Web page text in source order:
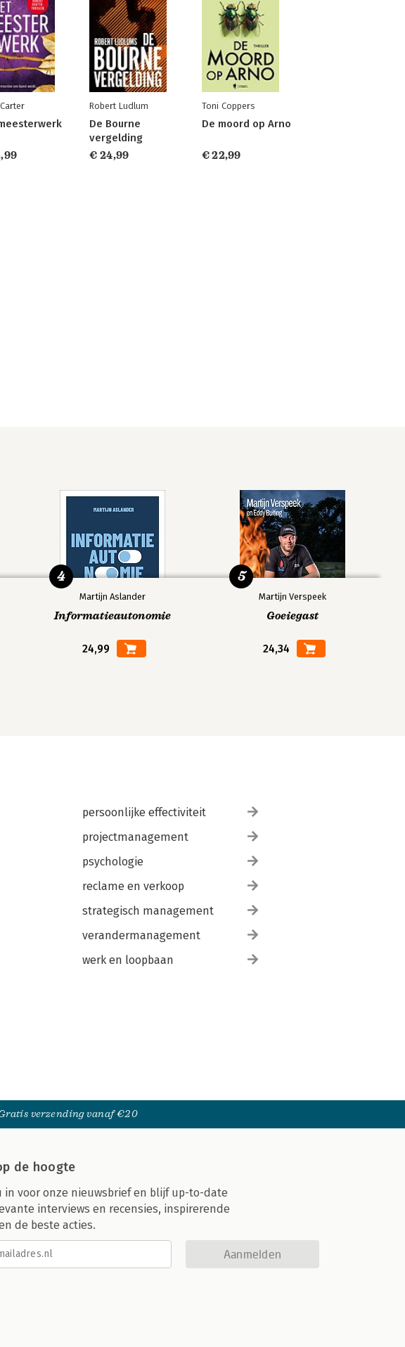
Robert Ludlum
De Bourne
vergelding
€ 24,99
Toni Coppers
De moord op Arno
€ 22,99
Martijn Aslander
Informatieautonomie
24,99
4
Martijn Verspeek
Goeiegast
24,34
5
persoonlijke effectiviteit
projectmanagement
psychologie
reclame en verkoop
strategisch management
verandermanagement
werk en loopbaan
verzending vanaf €20
de hoogte
in voor onze nieuwsbrief en blijf up-to-date
interviews en recensies, inspirerende
de beste acties.
Aanmelden